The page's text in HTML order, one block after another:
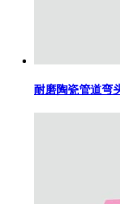
耐磨陶瓷管道弯